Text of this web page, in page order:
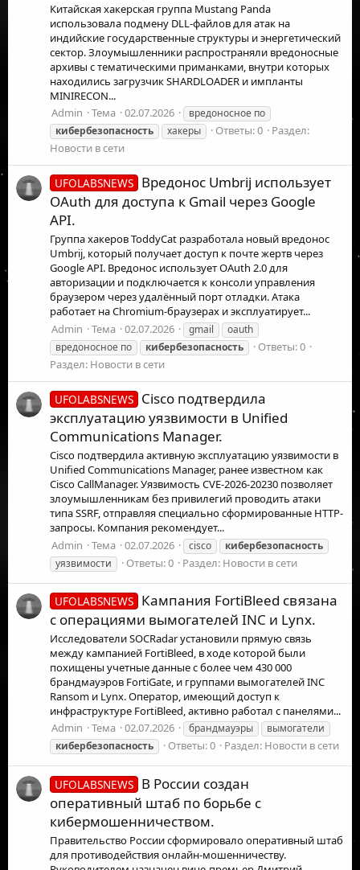
Китайская хакерская группа Mustang Panda
использовала подмену DLL-файлов для атак на
индийские государственные структуры и энергетический
сектор. Злоумышленники распространяли вредоносные
архивы с тематическими приманками, внутри которых
находились загрузчик SHARDLOADER и импланты
MINIRECON...
Admin
Тема 02.07.2026
вредоносное по
кибербезопасность
хакеры Ответы: 0
Раздел:
Новости в сети
UFOLABSNEWS Вредонос Umbrij использует
OAuth для доступа к Gmail через Google
API.
Группа хакеров ToddyCat разработала новый вредонос
Umbrij, который получает доступ к почте жертв через
Google API. Вредонос использует OAuth 2.0 для
авторизации и подключается к консоли управления
браузером через удалённый порт отладки. Атака
работает на Chromium-браузерах и эксплуатирует...
Admin
Тема 02.07.2026 gmail
oauth
вредоносное по
кибербезопасность
Ответы: 0
Раздел: Новости в сети
UFOLABSNEWS Cisco подтвердила
эксплуатацию уязвимости в Unified
Communications Manager.
Cisco подтвердила активную эксплуатацию уязвимости в
Unified Communications Manager, ранее известном как
Cisco CallManager. Уязвимость CVE-2026-20230 позволяет
злоумышленникам без привилегий проводить атаки
типа SSRF, отправляя специально сформированные HTTP-
запросы. Компания рекомендует...
Admin
Тема 02.07.2026 cisco
кибербезопасность
уязвимости
Ответы: 0 Раздел: Новости в сети
UFOLABSNEWS Кампания FortiBleed связана
с операциями вымогателей INC и Lynx.
Исследователи SOCRadar установили прямую связь
между кампанией FortiBleed, в ходе которой были
похищены учетные данные с более чем 430 000
брандмауэров FortiGate, и группами вымогателей INC
Ransom и Lynx. Оператор, имеющий доступ к
инфраструктуре FortiBleed, активно работал с панелями...
Admin
Тема 02.07.2026 брандмауэры
вымогатели
кибербезопасность
Ответы: 0 Раздел: Новости в сети
UFOLABSNEWS В России создан
оперативный штаб по борьбе с
кибермошенничеством.
Правительство России сформировало оперативный штаб
для противодействия онлайн-мошенничеству.